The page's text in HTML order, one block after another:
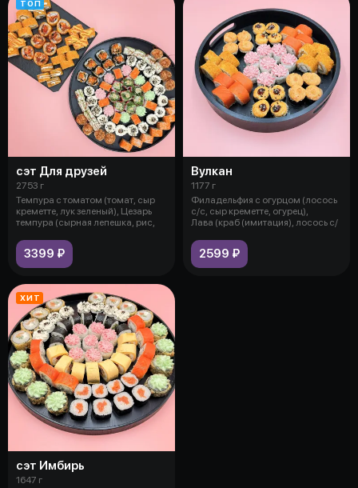
ТОП
сэт Для друзей
2753 г
Темпура с томатом (томат, сыр
креметте, лук зеленый), Цезарь
темпура (сырная лепешка, рис,
3399 ₽
Вулкан
1177 г
Филадельфия с огурцом (лосось
с/с, сыр креметте, огурец),
Лава (краб (имитация), лосось с/
2599 ₽
ХИТ
сэт Имбирь
1647 г